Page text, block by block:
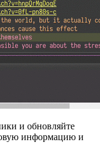
и обновляйте
информацию и